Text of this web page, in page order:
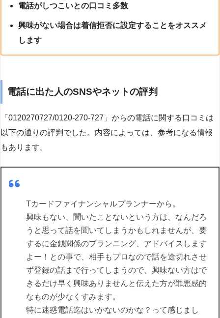
電話がしつこいとの口コミ多数
興味がない場合は着信拒否に設定することをオススメ
します
電話に出た人のSNSやネットの評判
「0120270727/0120-270-727」からの電話に関する口コミは
以下の通りの評判でした。内容によっては、参考になる情報
もあります。
Tカードファイナンシャルプランナーから。
興味もない、聞いたことないという方は、なんだろ
うと思って話を聞いてしまうかもしれませんが、要
するに金銭関係のプランニング、アドバイスします
よー！との事で、相手もプロなので話を途切れさせ
ず登録の話まで行ってしまうので、興味ない方はで
きるだけ早く興味ありませんと伝えた方が罪悪感的
なものが少なくすみます。
特に迷惑電話迄はいかないのかな？って感じまし